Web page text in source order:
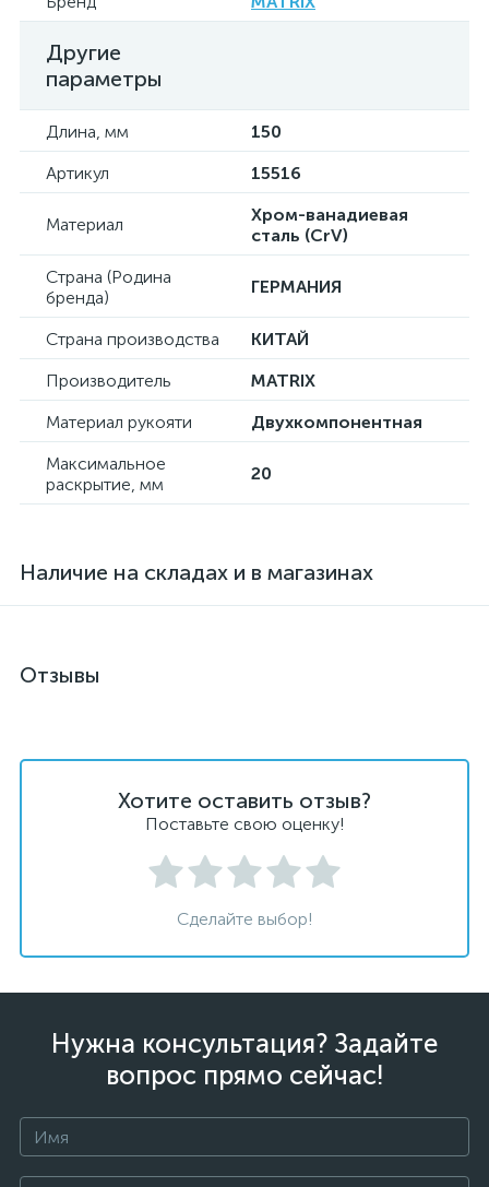
Другие
параметры
Длина, мм
150
Артикул
15516
Материал
Хром-ванадиевая
сталь (CrV)
Страна (Родина
бренда)
ГЕРМАНИЯ
Страна производства
КИТАЙ
Производитель
MATRIX
Материал рукояти
Двухкомпонентная
Максимальное
раскрытие, мм
20
Наличие на складах и в магазинах
Отзывы
Хотите оставить отзыв?
Поставьте свою оценку!
Сделайте выбор!
Нужна консультация? Задайте
вопрос прямо сейчас!